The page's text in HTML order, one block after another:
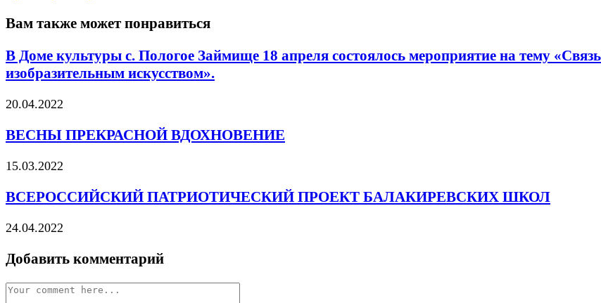
Вам также может понравиться
В Доме культуры с. Пологое Займище 18 апреля состоялось мероприятие на тему
изобразительным искусством».
20.04.2022
ВЕСНЫ ПРЕКРАСНОЙ ВДОХНОВЕНИЕ
15.03.2022
ВСЕРОССИЙСКИЙ ПАТРИОТИЧЕСКИЙ ПРОЕКТ БАЛАКИРЕВСКИХ ШКОЛ
24.04.2022
Добавить комментарий
Comment